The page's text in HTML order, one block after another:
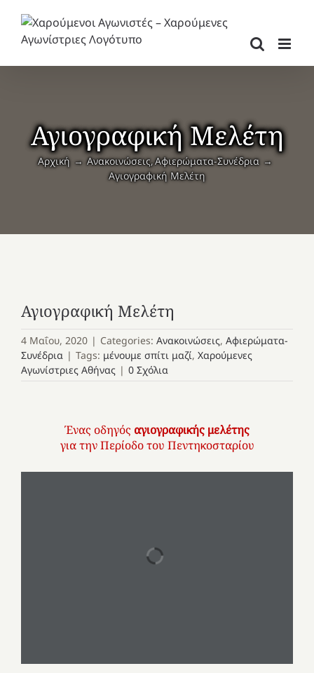
περιεχόμενο
Αγιογραφική Μελέτη
Αρχική Ανακοινώσεις Αφιερώματα-Συνέδρια
Αγιογραφική Μελέτη
Αγιογραφική Μελέτη
4 Μαΐου, 2020 | Categories: Ανακοινώσεις, Αφιερώματα-
Συνέδρια | Tags: μένουμε σπίτι μαζί, Χαρούμενες
Αγωνίστριες Αθήνας | 0 Σχόλια
Ένας οδηγός αγιογραφικής μελέτης
για την Περίοδο του Πεντηκοσταρίου